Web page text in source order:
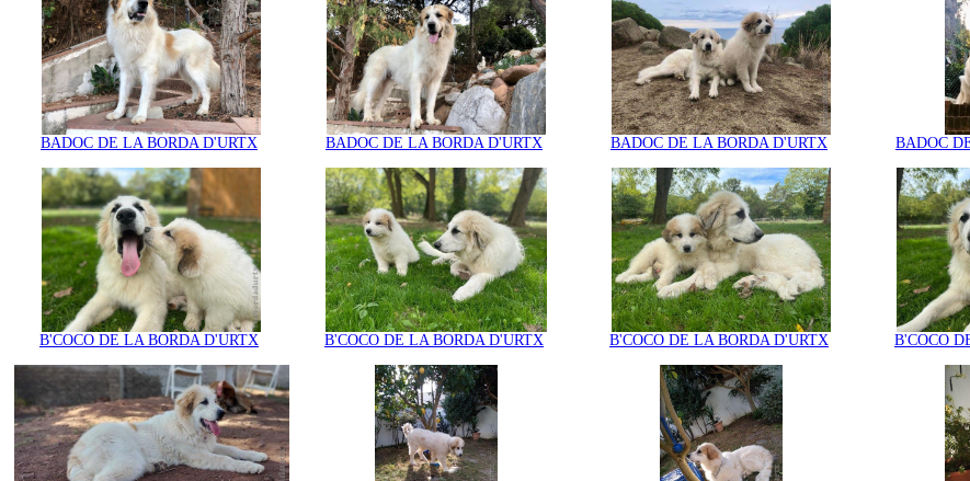
BADOC DE LA BORDA D'URTX BADOC DE LA BORDA D'URTX BADOC DE LA BORDA D'URTX BADOC
B'COCO DE LA BORDA D'URTX B'COCO DE LA BORDA D'URTX B'COCO DE LA BORDA D'URTX B'COCO